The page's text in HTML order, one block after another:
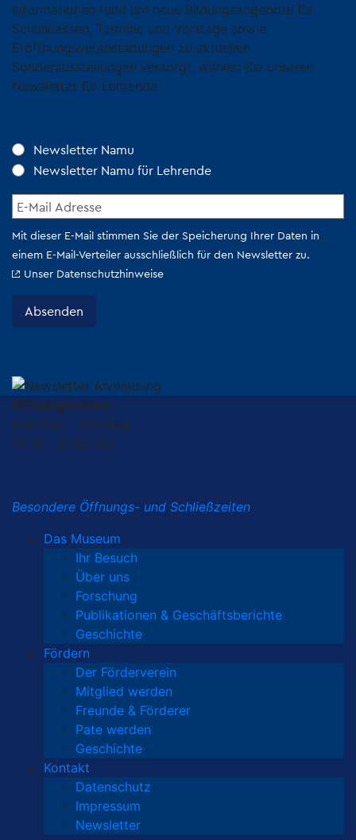
Informationen rund um neue Bildungsangebote für
Schulklassen, Termine und Vorträge sowie
Eröffnungsveranstaltungen zu aktuellen
Sonderausstellungen versorgt, wählen Sie unseren
Newsletter für Lehrende.
Öffnungszeiten
Dienstag – Sonntag
10.00 – 17.00 Uhr
Besondere Öffnungs- und Schließzeiten
Das Museum
Ihr Besuch
Über uns
Forschung
Publikationen & Geschäftsberichte
Geschichte
Fördern
Der Förderverein
Mitglied werden
Freunde & Förderer
Pate werden
Geschichte
Kontakt
Datenschutz
Impressum
Newsletter